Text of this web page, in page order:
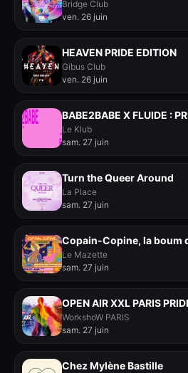
Bridge Club
ven. 26 juin
HEAVEN PRIDE EDITION
Gibus Club
ven. 26 juin
BABE2BABE X FLUIDE :
Le Klub
sam. 27 juin
Turn the Queer Around
La Place
sam. 27 juin
Le Mazette
sam. 27 juin
OPEN AIR XXL PARIS
WorkshoW PARIS
sam. 27 juin
Chez Mylène Bastille